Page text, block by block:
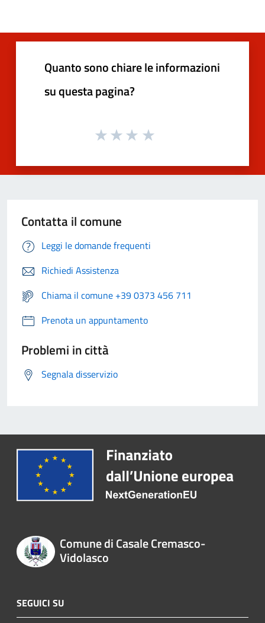
Quanto sono chiare le informazioni
su questa pagina?
Contatta il comune
Leggi le domande frequenti
Richiedi Assistenza
Chiama il comune +39 0373 456 711
Prenota un appuntamento
Problemi in città
Segnala disservizio
Comune di Casale Cremasco-
Vidolasco
SEGUICI SU